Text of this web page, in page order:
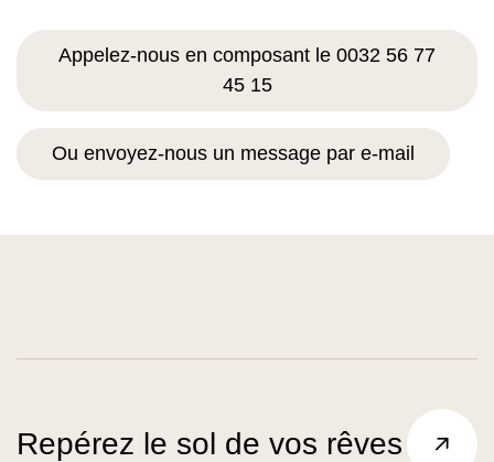
Appelez-nous en composant le 0032 56 77
45 15
Ou envoyez-nous un message par e-mail
Repérez le sol de vos rêves